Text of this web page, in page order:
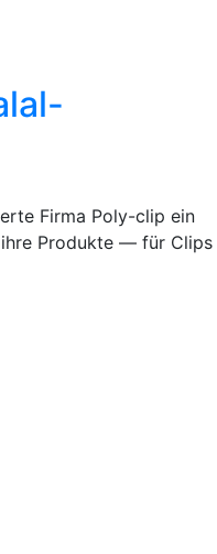
Firma Poly-clip ein
Produkte — für Clips